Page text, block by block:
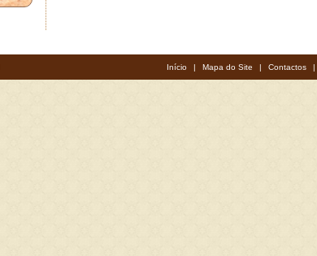
Início | Mapa do Site | Contactos |